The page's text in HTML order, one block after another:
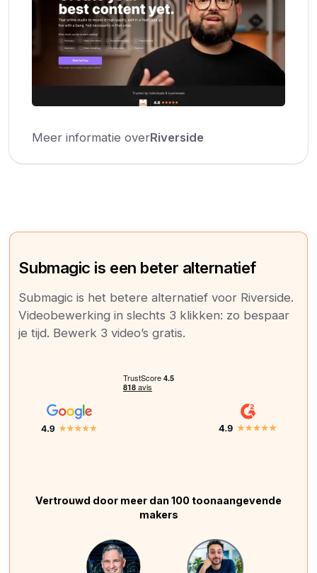
Meer informatie overRiverside
Submagic is een beter alternatief
Submagic is het betere alternatief voor Riverside.
Videobewerking in slechts 3 klikken: zo bespaar
je tijd. Bewerk 3 video’s gratis.
Vertrouwd door meer dan 100 toonaangevende
makers